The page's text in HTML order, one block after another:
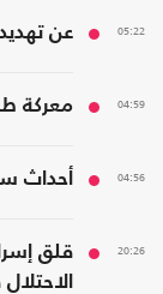
05:22 عن
04:59 معركة
04:56 أحداث
20:26
قلق